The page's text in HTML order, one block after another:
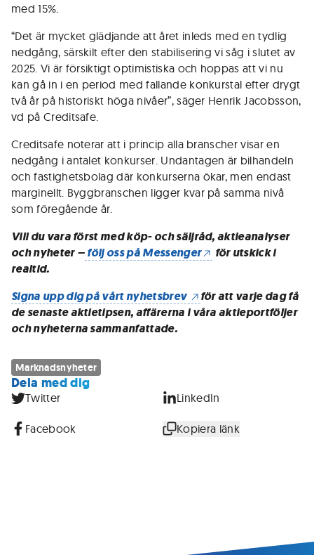
med 15%.
“Det är mycket glädjande att året inleds med en tydlig
nedgång, särskilt efter den stabilisering vi såg i slutet av
2025. Vi är försiktigt optimistiska och hoppas att vi nu
kan gå in i en period med fallande konkurstal efter drygt
två år på historiskt höga nivåer”, säger Henrik Jacobsson,
vd på Creditsafe.
Creditsafe noterar att i princip alla branscher visar en
nedgång i antalet konkurser. Undantagen är bilhandeln
och fastighetsbolag där konkurserna ökar, men endast
marginellt. Byggbranschen ligger kvar på samma nivå
som föregående år.
Vill du vara först med köp- och säljråd, aktieanalyser
och nyheter –följ oss på Messenger
för utskick i
realtid.
Signa upp dig på vårt nyhetsbrev
för att varje dag få
de senaste aktietipsen, affärerna i våra aktieportföljer
och nyheterna sammanfattade.
Marknadsnyheter
Dela med dig
Twitter LinkedIn
Facebook Kopiera länk